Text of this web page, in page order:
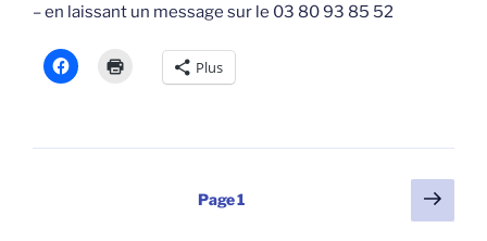
– en laissant un message sur le 03 80 93 85 52
Plus
Page1
Page